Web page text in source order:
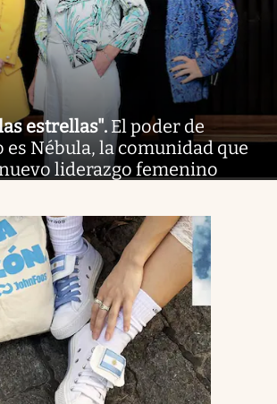
estrellas". El poder de
es Nébula, la comunidad que
liderazgo femenino